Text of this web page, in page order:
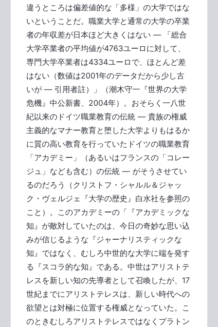
違うところは偏差値的な「多様」の大学ではな
いということだ。職業大学と通常の大学の卒業
者の年収差が日本ほど大きくはない ― 「総合
大学卒業者の平均値が4763ユーロに対して、
専門大学卒業者は4334ユーロで、ほとんど差
はない（数値は2001年のデータだから少し古
いが ― 引用者註）」（潮木守一『世界の大学
危機』中公新書、2004年）。おそらく一八世
紀以来のドイツ職業教育の伝統 ― 貴族の権威
主義的なマナー教育と堕した大学よりもはるか
に質の高い教育を行っていたドイツの職業教育
「アカデミー」（あるいはフランスの「コレー
ジュ」なども含む）の伝統 ― がそうさせてい
るのだろう（クリストフ・シャルル＆ジャッ
ク・ヴェルジェ『大学の歴史』白水社を参照の
こと）。このアカデミーの「『アカデミックな
知』が敵対していたのは、今日の奇妙な思い込
みが信じるような『ジャーナリスティックな
知』ではなく、むしろ中世的な大学に端を発す
る『スコラ的な知』である。中世はアリストテ
レスを新しい知の先導者として召喚したが、17
世紀までにアリストテレスは、新しい時代への
欲望とは対極に位置する権威となっていた。こ
のときむしろアリストテレスではなくプラトン